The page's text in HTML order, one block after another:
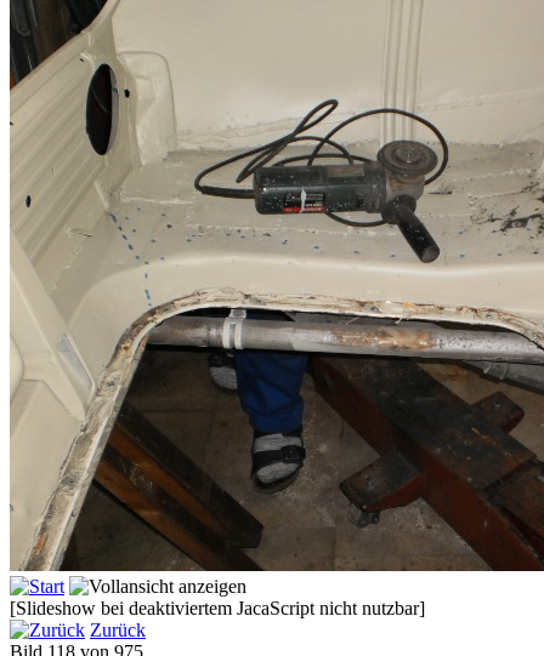
[Slideshow bei deaktiviertem JacaScript nicht nutzbar]
Zurück
Bild 118 von 975